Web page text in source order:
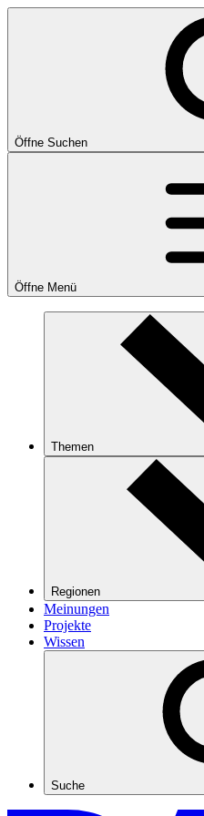
Öffne Suchen
Öffne Menü
Themen
Regionen
Meinungen
Projekte
Wissen
Suche